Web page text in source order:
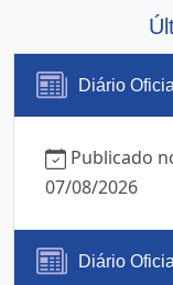
Publicado
07/08/2026